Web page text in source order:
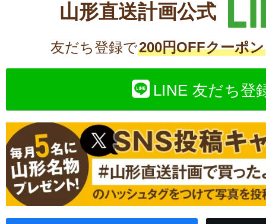
山形直送計画公式
友だち登録で200円OFFクーポン
LINE 友だち登